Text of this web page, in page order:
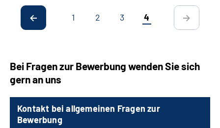
1 2 3 4
Bei Fragen zur Bewerbung wenden Sie sich
gern an uns
Kontakt bei allgemeinen Fragen zur
Bewerbung